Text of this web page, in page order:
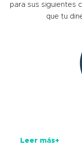
para sus siguientes
que tu
Leer más+